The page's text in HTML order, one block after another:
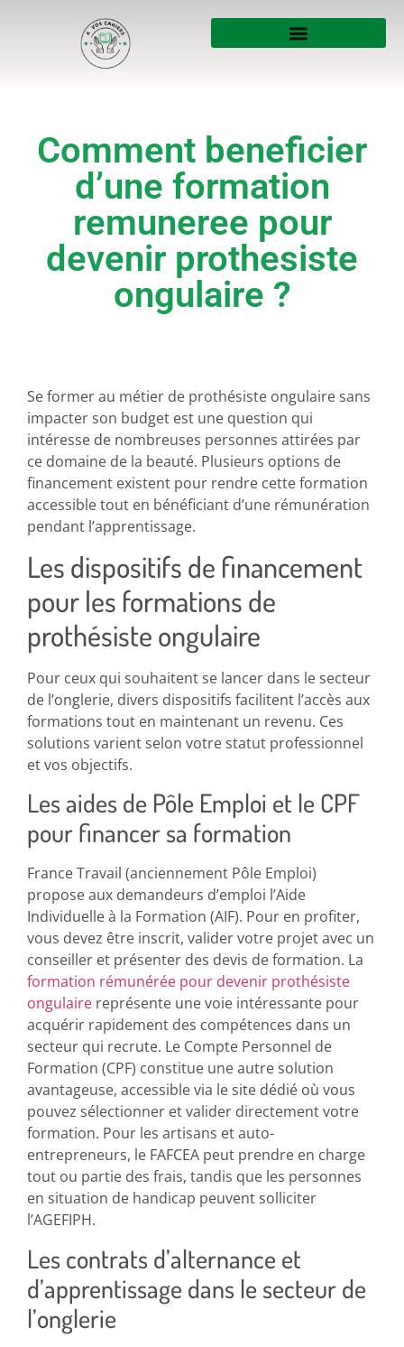
Comment beneficier
d’une formation
remuneree pour
devenir prothesiste
ongulaire ?
Se former au métier de prothésiste ongulaire sans
impacter son budget est une question qui
intéresse de nombreuses personnes attirées par
ce domaine de la beauté. Plusieurs options de
financement existent pour rendre cette formation
accessible tout en bénéficiant d’une rémunération
pendant l’apprentissage.
Les dispositifs de financement
pour les formations de
prothésiste ongulaire
Pour ceux qui souhaitent se lancer dans le secteur
de l’onglerie, divers dispositifs facilitent l’accès aux
formations tout en maintenant un revenu. Ces
solutions varient selon votre statut professionnel
et vos objectifs.
Les aides de Pôle Emploi et le CPF
pour financer sa formation
France Travail (anciennement Pôle Emploi)
propose aux demandeurs d’emploi l’Aide
Individuelle à la Formation (AIF). Pour en profiter,
vous devez être inscrit, valider votre projet avec un
conseiller et présenter des devis de formation. La
formation rémunérée pour devenir prothésiste
ongulaire représente une voie intéressante pour
acquérir rapidement des compétences dans un
secteur qui recrute. Le Compte Personnel de
Formation (CPF) constitue une autre solution
avantageuse, accessible via le site dédié où vous
pouvez sélectionner et valider directement votre
formation. Pour les artisans et auto-
entrepreneurs, le FAFCEA peut prendre en charge
tout ou partie des frais, tandis que les personnes
en situation de handicap peuvent solliciter
l’AGEFIPH.
Les contrats d’alternance et
d’apprentissage dans le secteur de
l’onglerie